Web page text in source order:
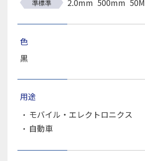
準標準 2.0mm 500mm 50M
色
黒
用途
モバイル・エレクトロニクス
自動車